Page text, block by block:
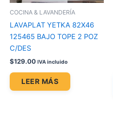
COCINA & LAVANDERÍA
LAVAPLAT YETKA 82X46
125465 BAJO TOPE 2 POZ
C/DES
$129.00 IVA incluido
LEER MÁS